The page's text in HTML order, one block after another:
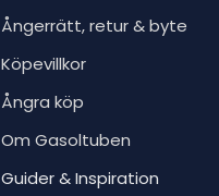
Ångerrätt, retur & byte
Köpevillkor
Ångra köp
Om Gasoltuben
Guider & Inspiration